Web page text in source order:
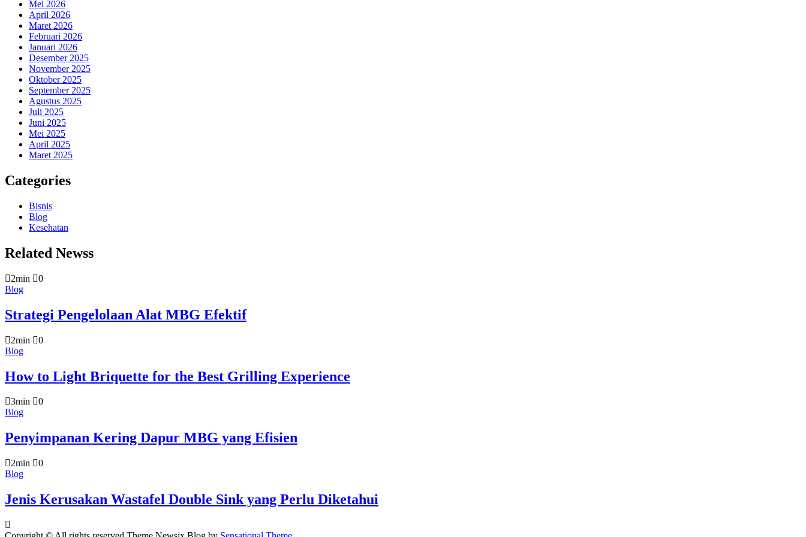
Mei 2026
April 2026
Maret 2026
Februari 2026
Januari 2026
Desember 2025
November 2025
Oktober 2025
September 2025
Agustus 2025
Juli 2025
Juni 2025
Mei 2025
April 2025
Maret 2025
Categories
Bisnis
Blog
Kesehatan
Related Newss
2min
0
Blog
Strategi Pengelolaan Alat MBG Efektif
2min
0
Blog
How to Light Briquette for the Best Grilling Experience
3min
0
Blog
Penyimpanan Kering Dapur MBG yang Efisien
2min
0
Blog
Jenis Kerusakan Wastafel Double Sink yang Perlu Diketahui